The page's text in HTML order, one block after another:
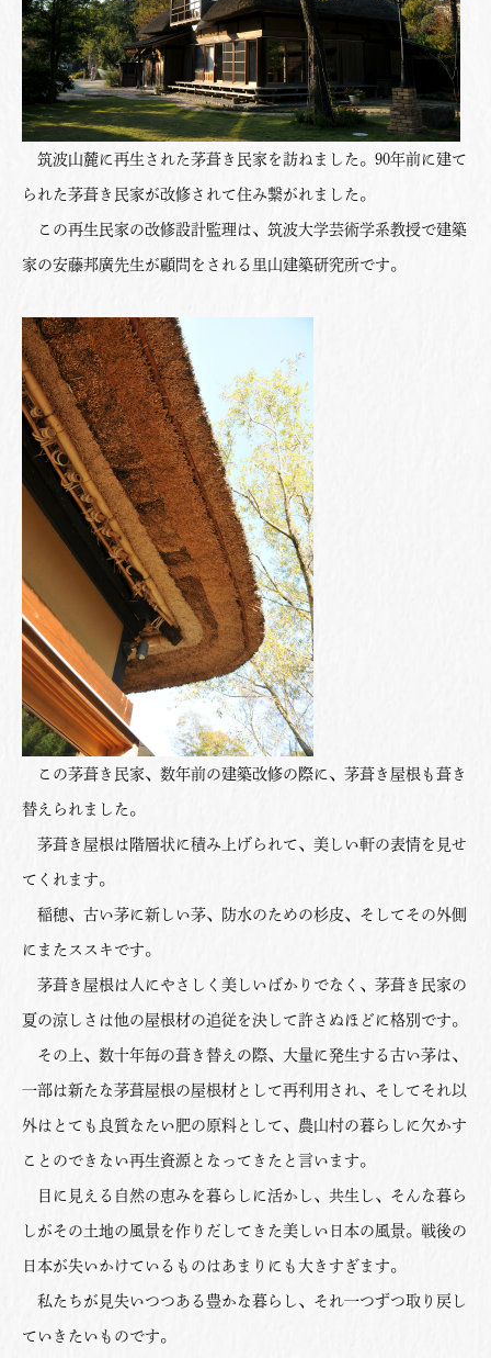
筑波山麓に再生された茅葺き民家を訪ねました。90年前に建て
られた茅葺き民家が改修されて住み繋がれました。
この再生民家の改修設計監理は、筑波大学芸術学系教授で建築
家の安藤邦廣先生が顧問をされる里山建築研究所です。
この茅葺き民家、数年前の建築改修の際に、茅葺き屋根も葺き
替えられました。
茅葺き屋根は階層状に積み上げられて、美しい軒の表情を見せ
てくれます。
稲穂、古い茅に新しい茅、防水のための杉皮、そしてその外側
にまたススキです。
茅葺き屋根は人にやさしく美しいばかりでなく、茅葺き民家の
夏の涼しさは他の屋根材の追従を決して許さぬほどに格別です。
その上、数十年毎の葺き替えの際、大量に発生する古い茅は、
一部は新たな茅葺屋根の屋根材として再利用され、そしてそれ以
外はとても良質なたい肥の原料として、農山村の暮らしに欠かす
ことのできない再生資源となってきたと言います。
目に見える自然の恵みを暮らしに活かし、共生し、そんな暮ら
しがその土地の風景を作りだしてきた美しい日本の風景。戦後の
日本が失いかけているものはあまりにも大きすぎます。
私たちが見失いつつある豊かな暮らし、それ一つずつ取り戻し
ていきたいものです。